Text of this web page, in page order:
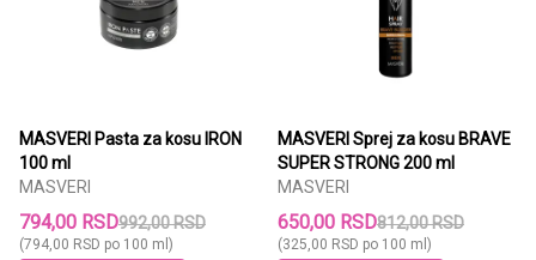
MASVERI Pasta za kosu IRON
100 ml
MASVERI
794,00 RSD992,00 RSD
(794,00 RSD po 100 ml)
MASVERI Sprej za kosu BRAVE
SUPER STRONG 200 ml
MASVERI
650,00 RSD812,00 RSD
(325,00 RSD po 100 ml)